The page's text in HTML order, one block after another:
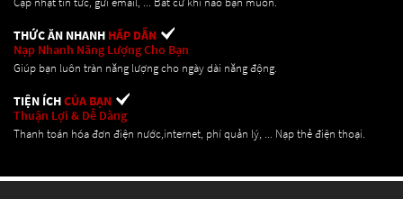
THỨC ĂN NHANH HẤP DẪN
Nạp Nhanh Năng Lượng Cho Bạn
Giúp bạn luôn tràn năng lượng cho ngày dài năng động.
TIỆN ÍCHCỦA BẠN
Thuận Lợi & Dễ Dàng
Thanh toán hóa đơn điện nước,internet, phí quản lý, ... Nạp thẻ điện thoại.